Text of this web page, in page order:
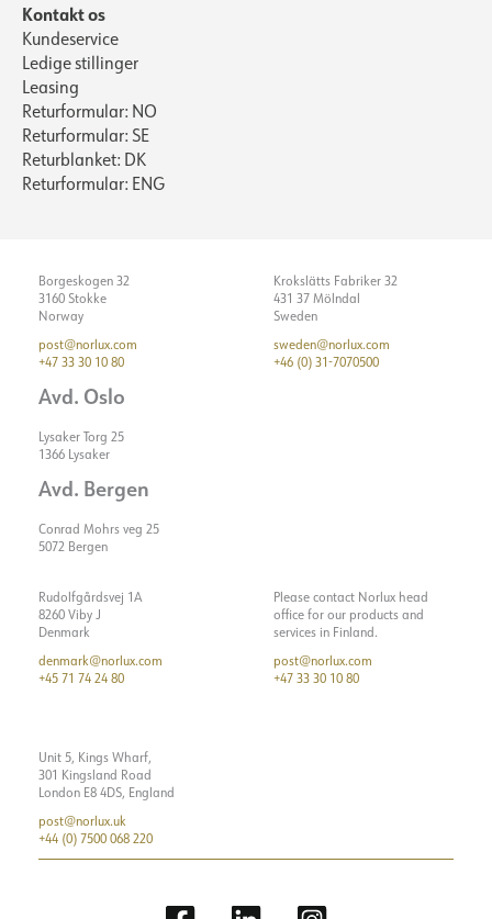
Kontakt os
Kundeservice
Ledige stillinger
Leasing
Returformular: NO
Returformular: SE
Returblanket: DK
Returformular: ENG
Borgeskogen 32
3160 Stokke
Norway
post@norlux.com
+47 33 30 10 80
Avd. Oslo
Lysaker Torg 25
1366 Lysaker
Avd. Bergen
Conrad Mohrs veg 25
5072 Bergen
Krokslätts Fabriker 32
431 37 Mölndal
Sweden
sweden@norlux.com
+46 (0) 31-7070500
Rudolfgårdsvej 1A
8260 Viby J
Denmark
denmark@norlux.com
+45 71 74 24 80
Please contact Norlux head
office for our products and
services in Finland.
post@norlux.com
+47 33 30 10 80
Unit 5, Kings Wharf,
301 Kingsland Road
London E8 4DS, England
post@norlux.uk
+44 (0) 7500 068 220